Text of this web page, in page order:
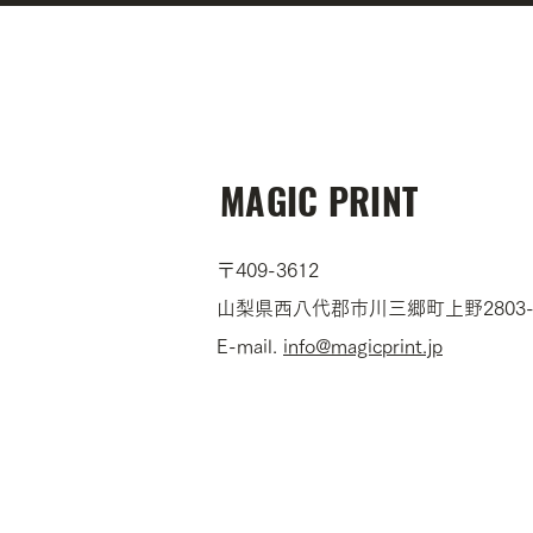
MAGIC PRINT
〒409-3612
山梨県西八代郡市川三郷町上野
​E-mail. info@magicprint.jp